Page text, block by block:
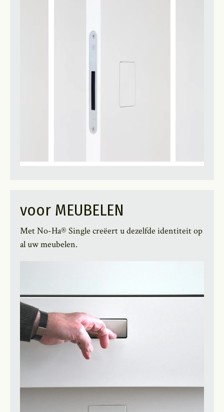
voor MEUBELEN
Met No-Ha® Single creëert u dezelfde identiteit op
al uw meubelen.